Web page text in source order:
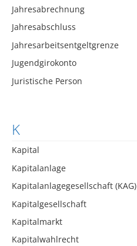
Jahresabrechnung
Jahresabschluss
Jahresarbeitsentgeltgrenze
Jugendgirokonto
Juristische Person
K
Kapital
Kapitalanlage
Kapitalanlagegesellschaft (KAG)
Kapitalgesellschaft
Kapitalmarkt
Kapitalwahlrecht